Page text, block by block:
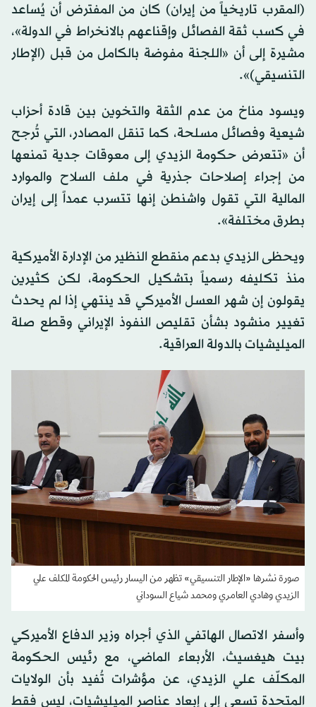
(المقرب تاريخياً من إيران) كان من المفترض أن يُساعد
في كسب ثقة الفصائل وإقناعهم بالانخراط في الدولة»،
مشيرة إلى أن «اللجنة مفوضة بالكامل من قبل (الإطار
التنسيقي)».
ويسود مناخ من عدم الثقة والتخوين بين قادة أحزاب
شيعية وفصائل مسلحة، كما تنقل المصادر، التي تُرجح
أن «تتعرض حكومة الزيدي إلى معوقات جدية تمنعها
من إجراء إصلاحات جذرية في ملف السلاح والموارد
المالية التي تقول واشنطن إنها تتسرب عمداً إلى إيران
بطرق مختلفة».
ويحظى الزيدي بدعم منقطع النظير من الإدارة الأميركية
منذ تكليفه رسمياً بتشكيل الحكومة، لكن كثيرين
يقولون إن شهر العسل الأميركي قد ينتهي إذا لم يحدث
تغيير منشود بشأن تقليص النفوذ الإيراني وقطع صلة
الميليشيات بالدولة العراقية.
صورة نشرها «الإطار التنسيقي» تظهر من اليسار رئيس الحكومة المكلف علي
الزيدي وهادي العامري ومحمد شياع السوداني
وأسفر الاتصال الهاتفي الذي أجراه وزير الدفاع الأميركي
بيت هيغسيث، الأربعاء الماضي، مع رئيس الحكومة
المكلّف علي الزيدي، عن مؤشرات تُفيد بأن الولايات
المتحدة تسعى إلى إبعاد عناصر الميليشيات، ليس فقط